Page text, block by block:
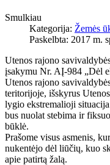
Smulkiau
Kategorija: Žemės
Paskelbta: 2017 m.
Utenos rajono
įsakymu Nr. AĮ-984 „Dėl
Utenos rajono
teritorijoje, išskyrus
lygio ekstremalioji
bus nuolat stebima ir
būklė.
Prašome visus asmenis,
nukentėjo dėl liūčių, kuo
apie patirtą žalą.